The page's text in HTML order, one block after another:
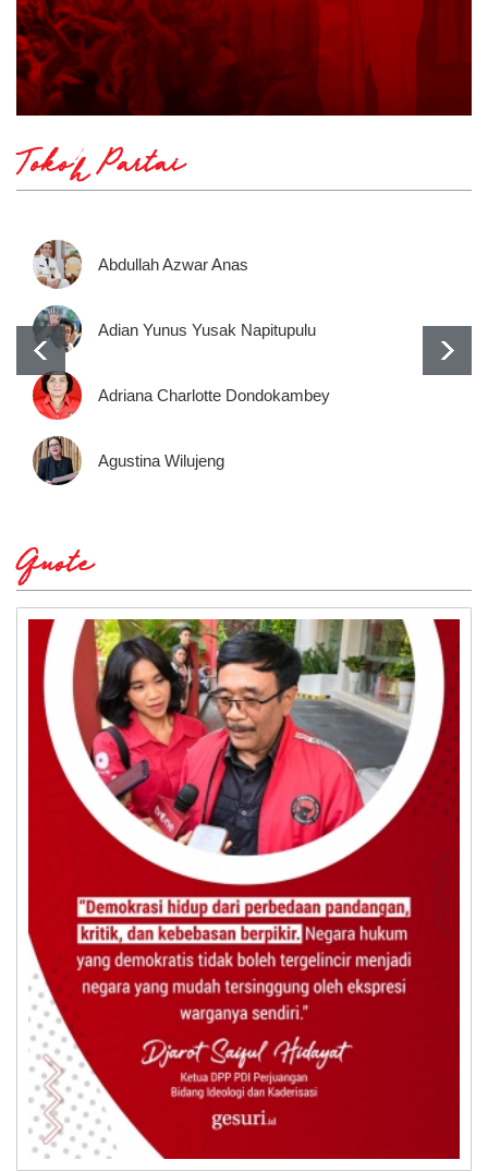
Tokoh Partai
Abdullah Azwar Anas
Adian Yunus Yusak Napitupulu
Adriana Charlotte Dondokambey
Agustina Wilujeng
Quote